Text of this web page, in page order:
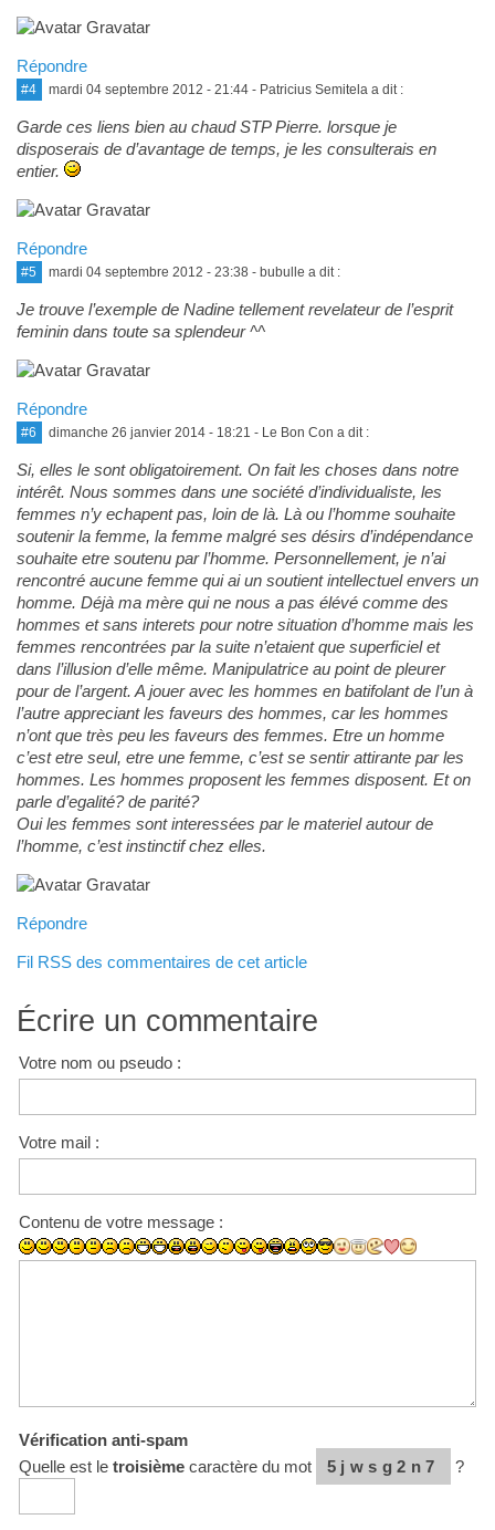
Répondre
#4 mardi 04 septembre 2012 - 21:44- Patricius Semitela a dit :
Garde ces liens bien au chaud STP Pierre. lorsque je
disposerais de d’avantage de temps, je les consulterais en
entier.
Répondre
#5 mardi 04 septembre 2012 - 23:38 - bubulle a dit :
Je trouve l’exemple de Nadine tellement revelateur de l’esprit
feminin dans toute sa splendeur ^^
Répondre
#6 dimanche 26 janvier 2014 - 18:21 - Le Bon Con a dit :
Si, elles le sont obligatoirement. On fait les choses dans notre
intérêt. Nous sommes dans une société d’individualiste, les
femmes n’y echapent pas, loin de là. Là ou l’homme souhaite
soutenir la femme, la femme malgré ses désirs d’indépendance
souhaite etre soutenu par l’homme. Personnellement, je n’ai
rencontré aucune femme qui ai un soutient intellectuel envers un
homme. Déjà ma mère qui ne nous a pas élévé comme des
hommes et sans interets pour notre situation d’homme mais les
femmes rencontrées par la suite n’etaient que superficiel et
dans l’illusion d’elle même. Manipulatrice au point de pleurer
pour de l’argent. A jouer avec les hommes en batifolant de l’un à
l’autre appreciant les faveurs des hommes, car les hommes
n’ont que très peu les faveurs des femmes. Etre un homme
c’est etre seul, etre une femme, c’est se sentir attirante par les
hommes. Les hommes proposent les femmes disposent. Et on
parle d’egalité? de parité?
Oui les femmes sont interessées par le materiel autour de
l’homme, c’est instinctif chez elles.
Répondre
Fil RSS des commentaires de cet article
Écrire un commentaire
Votre nom ou pseudo :
Votre mail :
Contenu de votre message :
Vérification anti-spam
Quelle est le troisièmecaractère du mot 5jwsg2n7 ?